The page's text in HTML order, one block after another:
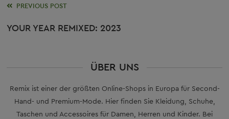
Read
more
PREVIOUS POST
YOUR YEAR REMIXED: 2023
ÜBER UNS
Remix ist einer der größten Online-Shops in Europa für Second-
Hand- und Premium-Mode. Hier finden Sie Kleidung, Schuhe,
Taschen und Accessoires für Damen, Herren und Kinder. Bei